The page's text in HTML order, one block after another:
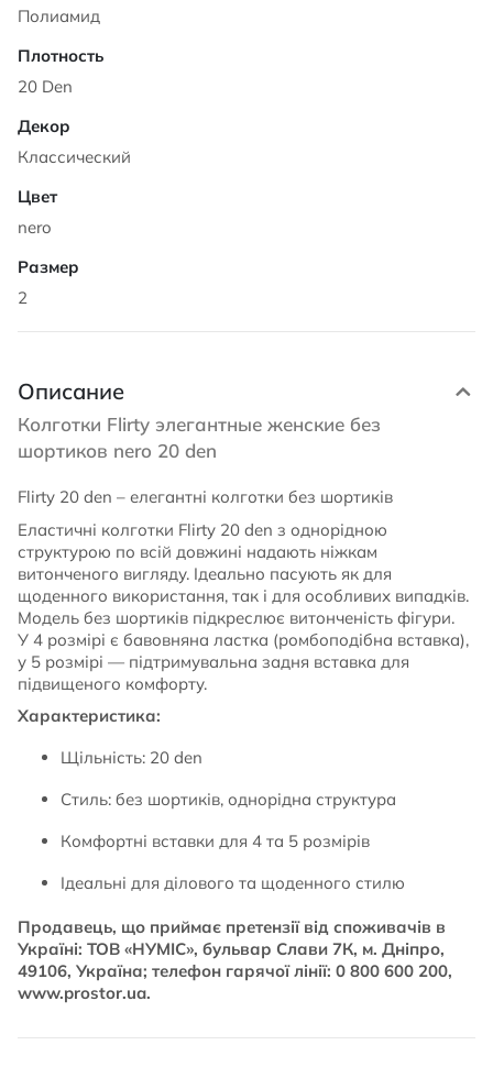
Полиамид
20 Den
Классический
nero
2
Описание
Колготки Flirty элегантные женские без
шортиков nero 20 den
Flirty 20 den – елегантні колготки без шортиків
Еластичні колготки Flirty 20 den з однорідною
структурою по всій довжині надають ніжкам
витонченого вигляду. Ідеально пасують як для
щоденного використання, так і для особливих випадків.
Модель без шортиків підкреслює витонченість фігури.
У 4 розмірі є бавовняна ластка (ромбоподібна вставка),
у 5 розмірі — підтримувальна задня вставка для
підвищеного комфорту.
Характеристика:
Щільність: 20 den
Стиль: без шортиків, однорідна структура
Комфортні вставки для 4 та 5 розмірів
Ідеальні для ділового та щоденного стилю
Продавець, що приймає претензії від споживачів в
Україні: ТОВ «НУМІС», бульвар Слави 7К, м. Дніпро,
49106, Україна; телефон гарячої лінії: 0 800 600 200,
www.prostor.ua.